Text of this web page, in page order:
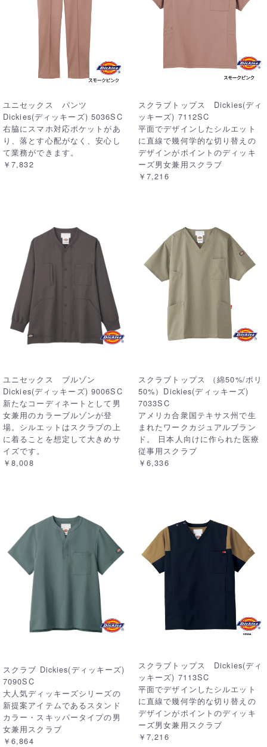
ユニセックス パンツ
Dickies(ディッキーズ) 5036SC
右脇にスマホ対応ポケットがあ
り、落とす心配がなく、安心し
て業務ができます。
￥7,832
スクラブトップス Dickies(ディ
ッキーズ) 7112SC
平面でデザインしたシルエット
に直線で幾何学的な切り替えの
デザインがポイントのディッキ
ーズ男女兼用スクラブ
￥7,216
ユニセックス ブルゾン
Dickies(ディッキーズ) 9006SC
新たなコーディネートとして男
女兼用のカラーブルゾンが登
場。シルエットはスクラブの上
に着ることを想定して大きめサ
イズです。
￥8,008
スクラブトップス （綿50%/ポリ
50%）Dickies(ディッキーズ)
7033SC
アメリカ合衆国テキサス州で生
まれたワークカジュアルブラン
ド。 日本人向けに作られた医療
従事用スクラブ
￥6,336
スクラブ Dickies(ディッキーズ)
7090SC
大人気ディッキーズシリーズの
新提案アイテムであるスタンド
カラー・スキッパータイプの男
女兼用スクラブ
￥6,864
スクラブトップス Dickies(ディ
ッキーズ) 7113SC
平面でデザインしたシルエット
に直線で幾何学的な切り替えの
デザインがポイントのディッキ
ーズ男女兼用スクラブ
￥7,216